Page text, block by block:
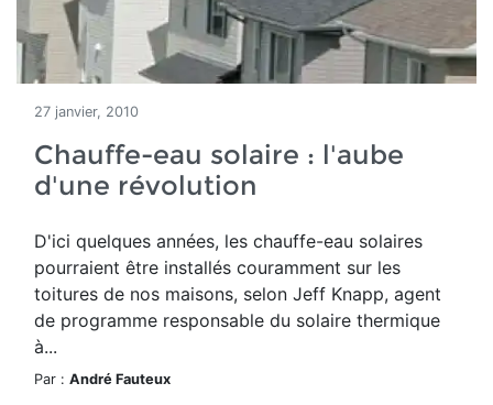
27 janvier, 2010
Chauffe-eau solaire : l'aube
d'une révolution
D'ici quelques années, les chauffe-eau solaires
pourraient être installés couramment sur les
toitures de nos maisons, selon Jeff Knapp, agent
de programme responsable du solaire thermique
à...
Par : André Fauteux